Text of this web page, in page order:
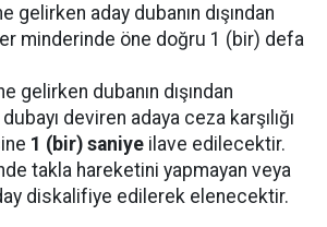
gelirken aday dubanın dışından
minderinde öne doğru 1 (bir) defa
gelirken dubanın dışından
deviren adaya ceza karşılığı
1 (bir) saniye ilave edilecektir.
takla hareketini yapmayan veya
diskalifiye edilerek elenecektir.